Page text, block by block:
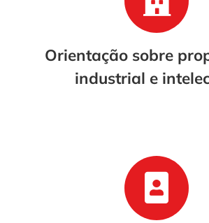
Orientação sobre
industrial e